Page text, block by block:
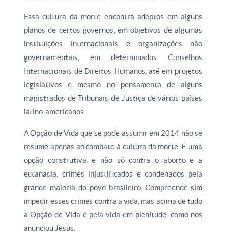
Essa cultura da morte encontra adeptos em alguns
planos de certos governos, em objetivos de algumas
instituições internacionais e organizações não
governamentais, em determinados Conselhos
Internacionais de Direitos Humanos, até em projetos
legislativos e mesmo no pensamento de alguns
magistrados de Tribunais de Justiça de vários países
latino-americanos.
A Opção de Vida que se pode assumir em 2014 não se
resume apenas ao combate à cultura da morte. É uma
opção construtiva, e não só contra o aborto e a
eutanásia, crimes injustificados e condenados pela
grande maioria do povo brasileiro. Compreende sim
impedir esses crimes contra a vida, mas acima de tudo
a Opção de Vida é pela vida em plenitude, como nos
anunciou Jesus.